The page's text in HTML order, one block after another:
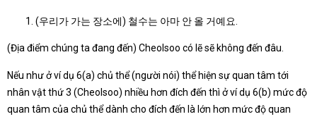
(우리가 가는 장소에) 철수는 아마 안 올 거예요.
(Địa điểm chúng ta đang đến) Cheolsoo có lẽ sẽ không đến đâu.
Nếu như ở ví dụ 6(a) chủ thể (người nói) thể hiện sự quan tâm tới
nhân vật thứ 3 (Cheolsoo) nhiều hơn đích đến thì ở ví dụ 6(b) mức độ
quan tâm của chủ thể dành cho đích đến là lớn hơn mức độ quan